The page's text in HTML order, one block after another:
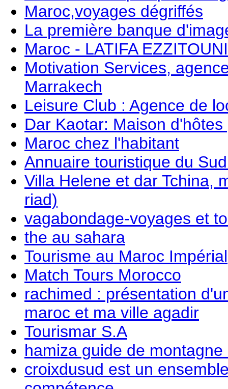
Maroc,voyages dégriffés
La première banque
Maroc - LATIFA
Motivation Services,
Marrakech
Leisure Club : Agence de
Dar Kaotar: Maison
Maroc chez l'habitant
Annuaire touristique du
Villa Helene et dar Tchina,
riad)
vagabondage-voyages et
the au sahara
Tourisme au Maroc Impérial
Match Tours Morocco
rachimed : présentation
maroc et ma ville agadir
Tourismar S.A
hamiza guide de
croixdusud est un